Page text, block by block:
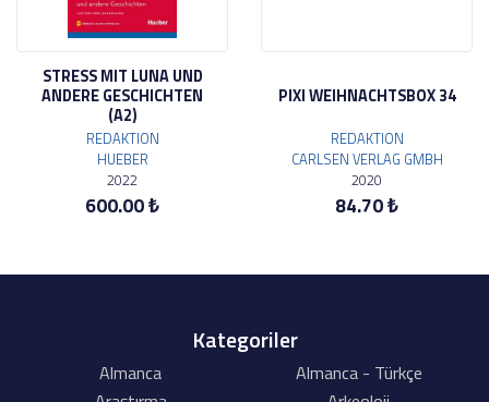
STRESS MIT LUNA UND
ANDERE GESCHICHTEN
(A2)
REDAKTION
HUEBER
2022
600.00 ₺
PIXI WEIHNACHTSBOX 34
REDAKTION
CARLSEN VERLAG GMBH
2020
84.70 ₺
Kategoriler
Almanca
Almanca - Türkçe